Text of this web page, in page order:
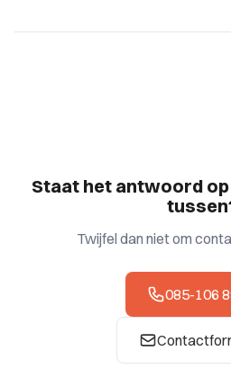
Staat het antwoord
Twijfel dan niet om
085-106